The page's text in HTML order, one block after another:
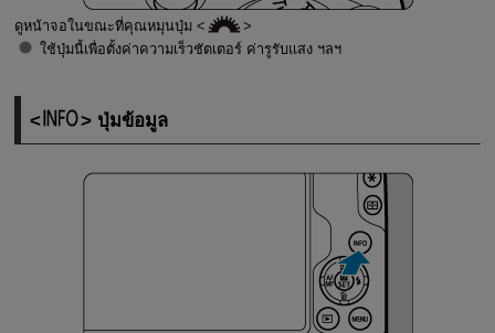
ดูหน้าจอในขณะที่คุณหมุนปุ่ม
ใช้ปุ่มนี้เพื่อตั้งค่าความเร็วชัตเตอร์ ค่ารูรับแสง ฯลฯ
ปุ่มข้อมูล